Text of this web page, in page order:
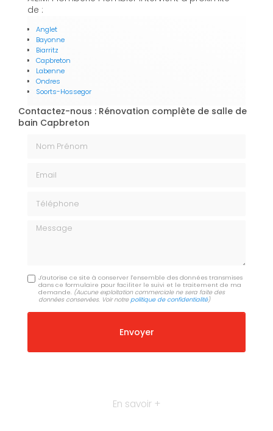
de :
Anglet
Bayonne
Biarritz
Capbreton
Labenne
Ondres
Soorts-Hossegor
Contactez-nous : Rénovation complète de salle de
bain Capbreton
Message
J'autorise ce site à conserver l'ensemble des données transmises
dans ce formulaire pour faciliter le suivi et le traitement de ma
demande. (Aucune exploitation commerciale ne sera faite des
données conservées. Voir notrepolitique de confidentialité)
En savoir +